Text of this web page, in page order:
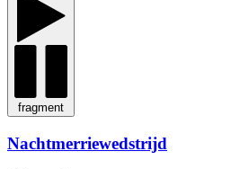
fragment
Nachtmerriewedstrijd